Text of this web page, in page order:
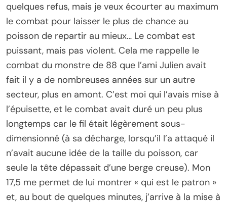
quelques refus, mais je veux écourter au maximum
le combat pour laisser le plus de chance au
poisson de repartir au mieux… Le combat est
puissant, mais pas violent. Cela me rappelle le
combat du monstre de 88 que l’ami Julien avait
fait il y a de nombreuses années sur un autre
secteur, plus en amont. C’est moi qui l’avais mise à
l’épuisette, et le combat avait duré un peu plus
longtemps car le fil était légèrement sous-
dimensionné (à sa décharge, lorsqu’il l’a attaqué il
n’avait aucune idée de la taille du poisson, car
seule la tête dépassait d’une berge creuse). Mon
17,5 me permet de lui montrer « qui est le patron »
et, au bout de quelques minutes, j’arrive à la mise à